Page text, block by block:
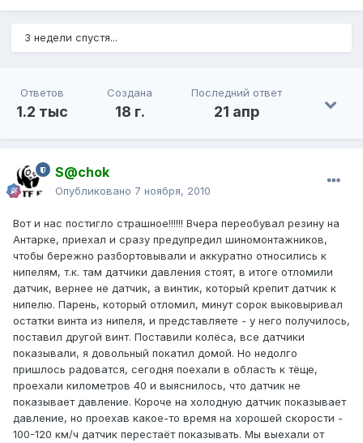
3 недели спустя...
Ответов
1.2 тыс
Создана
18 г.
Последний ответ
21 апр
S@chok
Опубликовано 7 ноября, 2010
Вот и нас постигло страшное!!!!!! Вчера переобувал резину на
Антарке, приехал и сразу предупредил шиномонтажников,
чтобы бережно разбортовывали и аккуратно относились к
нипелям, т.к. там датчики давления стоят, в итоге отломили
датчик, вернее не датчик, а винтик, который крепит датчик к
нипелю. Парень, который отломил, минут сорок выковыривал
остатки винта из нипеля, и представляете - у него получилось,
поставил другой винт. Поставили колёса, все датчики
показывали, я довольный покатил домой. Но недолго
пришлось радоватся, сегодня поехали в область к тёще,
проехали километров 40 и выяснилось, что датчик не
показывает давление. Короче на холодную датчик показывает
давление, но проехав какое-то время на хорошей скорости -
100-120 км/ч датчик перестаёт показывать. Мы выехали от